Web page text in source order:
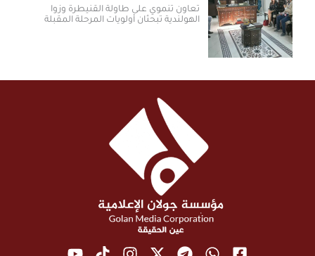
تعاون تنموي على طاولة القنيطرة وزوا
الهولندية تبحثان أولويات المرحلة المقبلة